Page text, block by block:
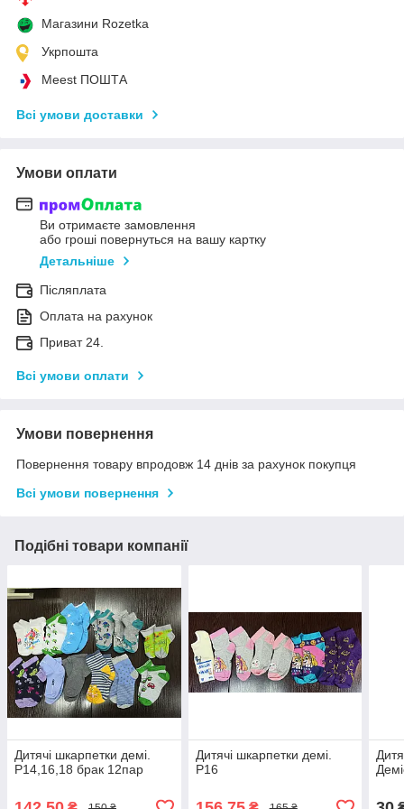
Магазини Rozetka
Укрпошта
Meest ПОШТА
Всі умови доставки
Умови оплати
Ви отримаєте замовлення
або гроші повернуться на вашу картку
Детальніше
Післяплата
Оплата на рахунок
Приват 24.
Всі умови оплати
Умови повернення
Повернення товару впродовж 14 днів за рахунок покупця
Всі умови повернення
Подібні товари компанії
Дитячі шкарпетки демі.
Р14,16,18 брак 12пар
Дитячі шкарпетки демі.
Р16